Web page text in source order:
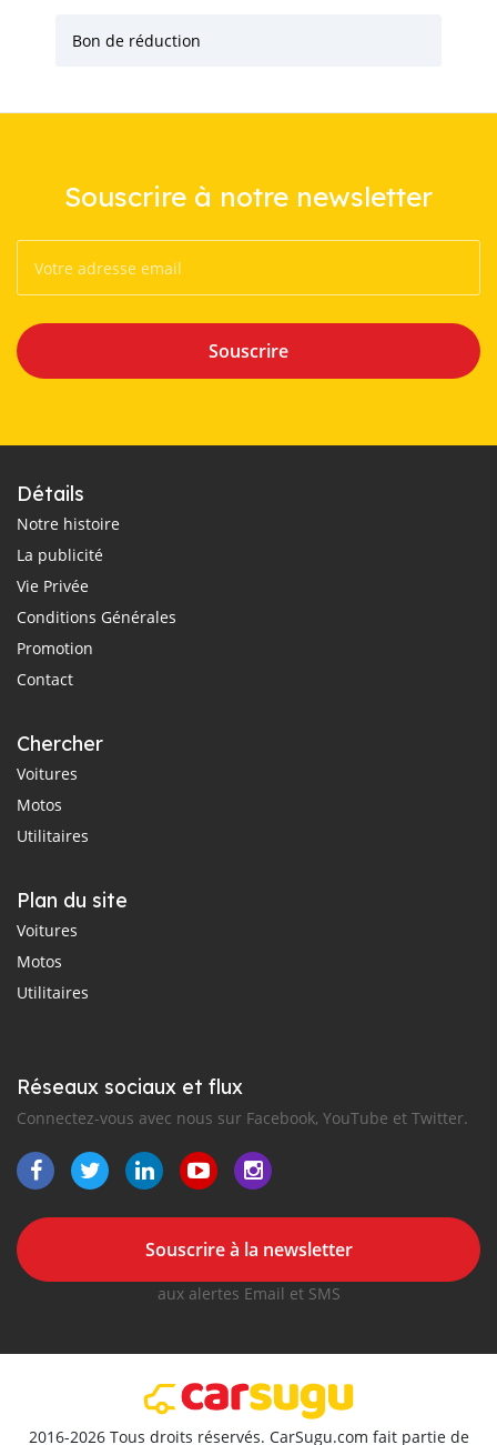
Bon de réduction
Souscrire à notre newsletter
Souscrire
Détails
Notre histoire
La publicité
Vie Privée
Conditions Générales
Promotion
Contact
Chercher
Voitures
Motos
Utilitaires
Plan du site
Voitures
Motos
Utilitaires
Réseaux sociaux et flux
Connectez-vous avec nous sur Facebook, YouTube et Twitter.
Souscrire à la newsletter
aux alertes Email et SMS
2016-2026 Tous droits réservés. CarSugu.com fait partie de